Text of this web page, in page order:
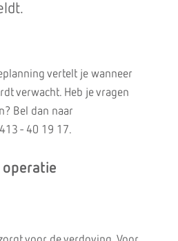
vertelt je wanneer
verwacht. Heb je vragen
Bel dan naar
- 40 19 17.